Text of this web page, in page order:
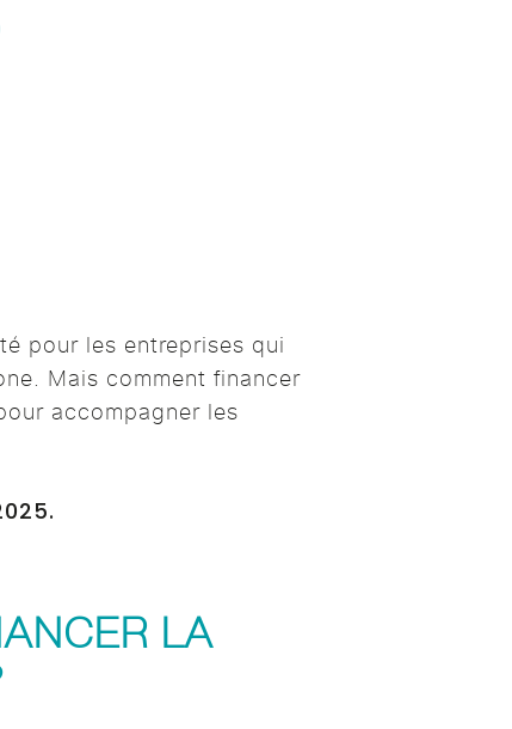
pour les entreprises qui
Mais comment financer
accompagner les
LA